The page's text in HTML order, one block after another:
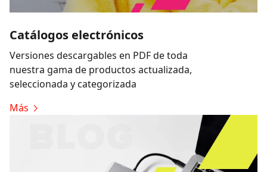
Catálogos electrónicos
Versiones descargables en PDF de toda
nuestra gama de productos actualizada,
seleccionada y categorizada
Más